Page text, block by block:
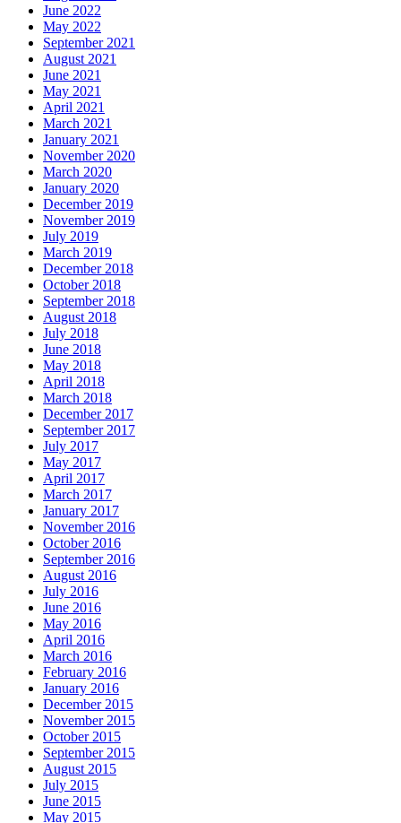
June 2022
May 2022
September 2021
August 2021
June 2021
May 2021
April 2021
March 2021
January 2021
November 2020
March 2020
January 2020
December 2019
November 2019
July 2019
March 2019
December 2018
October 2018
September 2018
August 2018
July 2018
June 2018
May 2018
April 2018
March 2018
December 2017
September 2017
July 2017
May 2017
April 2017
March 2017
January 2017
November 2016
October 2016
September 2016
August 2016
July 2016
June 2016
May 2016
April 2016
March 2016
February 2016
January 2016
December 2015
November 2015
October 2015
September 2015
August 2015
July 2015
June 2015
May 2015